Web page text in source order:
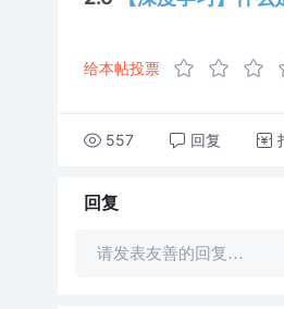
给本帖投票
557 回复
回复
请发表友善的回复…